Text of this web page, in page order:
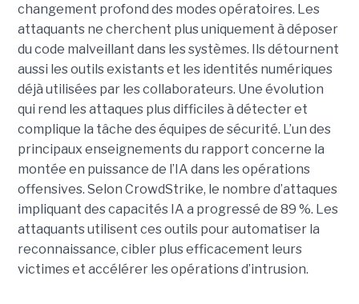
changement profond des modes opératoires. Les
attaquants ne cherchent plus uniquement à déposer
du code malveillant dans les systèmes. Ils détournent
aussi les outils existants et les identités numériques
déjà utilisées par les collaborateurs. Une évolution
qui rend les attaques plus difficiles à détecter et
complique la tâche des équipes de sécurité. L’un des
principaux enseignements du rapport concerne la
montée en puissance de l’IA dans les opérations
offensives. Selon CrowdStrike, le nombre d’attaques
impliquant des capacités IA a progressé de 89 %. Les
attaquants utilisent ces outils pour automatiser la
reconnaissance, cibler plus efficacement leurs
victimes et accélérer les opérations d’intrusion.